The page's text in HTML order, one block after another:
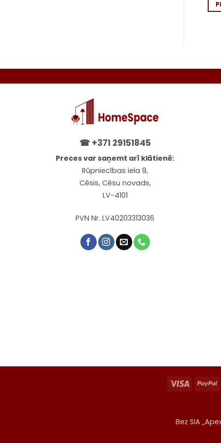
☎ +371 29151845
Preces var saņemt arī klātienē:
Rūpniecības iela 9,
Cēsis, Cēsu novads,
LV-4101
PVN Nr. LV40203313036
Visa
Bez SIA